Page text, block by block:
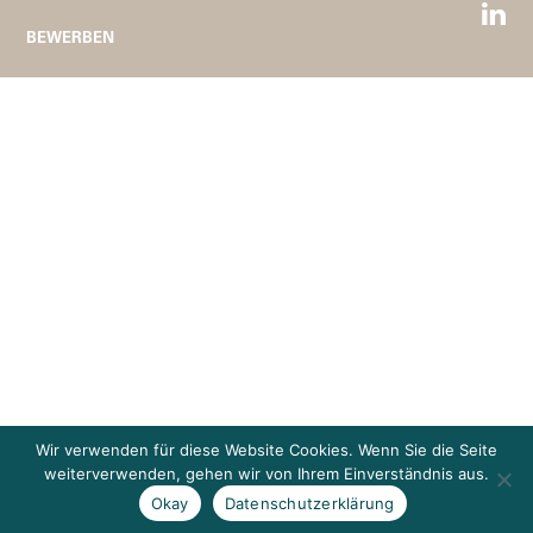
BEWERBEN
Wir verwenden für diese Website Cookies. Wenn Sie die Seite
weiterverwenden, gehen wir von Ihrem Einverständnis aus.
Okay
Datenschutzerklärung